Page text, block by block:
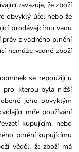
zavazuje, že zboží
obvyklý účel nebo že
prodávajícímu vadu
z vadného plnění
nemůže vadné zboží
se nepoužijí u
pro kterou byla nižší
jeho obvyklým
míře používání
kupujícím, nebo
plnění kupujícímu
věděl, že zboží má